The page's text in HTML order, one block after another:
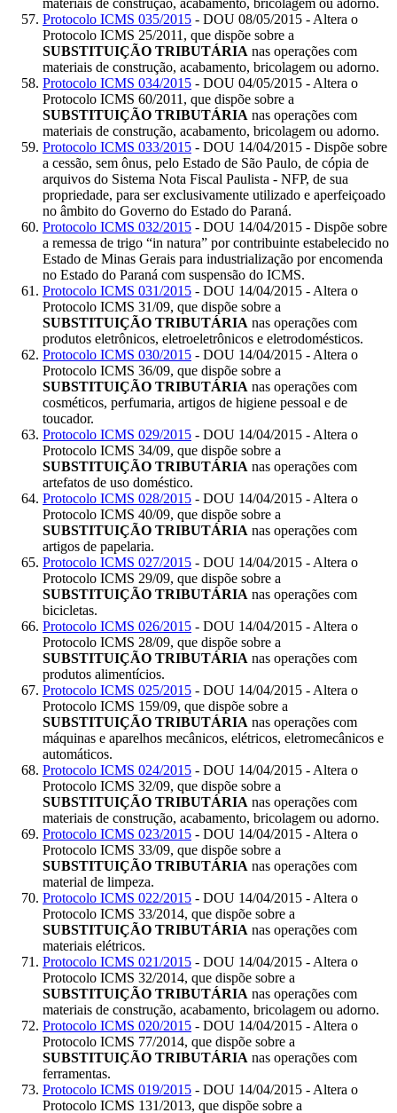
Protocolo ICMS 035/2015 - DOU 08/05/2015 - Altera o
Protocolo ICMS 25/2011, que dispõe sobre a
SUBSTITUIÇÃO TRIBUTÁRIA nas operações com
materiais de construção, acabamento, bricolagem ou adorno.
Protocolo ICMS 034/2015 - DOU 04/05/2015 - Altera o
Protocolo ICMS 60/2011, que dispõe sobre a
SUBSTITUIÇÃO TRIBUTÁRIA nas operações com
materiais de construção, acabamento, bricolagem ou adorno.
Protocolo ICMS 033/2015 - DOU 14/04/2015 - Dispõe sobre
a cessão, sem ônus, pelo Estado de São Paulo, de cópia de
arquivos do Sistema Nota Fiscal Paulista - NFP, de sua
propriedade, para ser exclusivamente utilizado e aperfeiçoado
no âmbito do Governo do Estado do Paraná.
Protocolo ICMS 032/2015 - DOU 14/04/2015 - Dispõe sobre
a remessa de trigo “in natura” por contribuinte estabelecido no
Estado de Minas Gerais para industrialização por encomenda
no Estado do Paraná com suspensão do ICMS.
Protocolo ICMS 031/2015 - DOU 14/04/2015 - Altera o
Protocolo ICMS 31/09, que dispõe sobre a
SUBSTITUIÇÃO TRIBUTÁRIA nas operações com
produtos eletrônicos, eletroeletrônicos e eletrodomésticos.
Protocolo ICMS 030/2015 - DOU 14/04/2015 - Altera o
Protocolo ICMS 36/09, que dispõe sobre a
SUBSTITUIÇÃO TRIBUTÁRIA nas operações com
cosméticos, perfumaria, artigos de higiene pessoal e de
toucador.
Protocolo ICMS 029/2015 - DOU 14/04/2015 - Altera o
Protocolo ICMS 34/09, que dispõe sobre a
SUBSTITUIÇÃO TRIBUTÁRIA nas operações com
artefatos de uso doméstico.
Protocolo ICMS 028/2015 - DOU 14/04/2015 - Altera o
Protocolo ICMS 40/09, que dispõe sobre a
SUBSTITUIÇÃO TRIBUTÁRIA nas operações com
artigos de papelaria.
Protocolo ICMS 027/2015 - DOU 14/04/2015 - Altera o
Protocolo ICMS 29/09, que dispõe sobre a
SUBSTITUIÇÃO TRIBUTÁRIA nas operações com
bicicletas.
Protocolo ICMS 026/2015 - DOU 14/04/2015 - Altera o
Protocolo ICMS 28/09, que dispõe sobre a
SUBSTITUIÇÃO TRIBUTÁRIA nas operações com
produtos alimentícios.
Protocolo ICMS 025/2015 - DOU 14/04/2015 - Altera o
Protocolo ICMS 159/09, que dispõe sobre a
SUBSTITUIÇÃO TRIBUTÁRIA nas operações com
máquinas e aparelhos mecânicos, elétricos, eletromecânicos e
automáticos.
Protocolo ICMS 024/2015 - DOU 14/04/2015 - Altera o
Protocolo ICMS 32/09, que dispõe sobre a
SUBSTITUIÇÃO TRIBUTÁRIA nas operações com
materiais de construção, acabamento, bricolagem ou adorno.
Protocolo ICMS 023/2015 - DOU 14/04/2015 - Altera o
Protocolo ICMS 33/09, que dispõe sobre a
SUBSTITUIÇÃO TRIBUTÁRIA nas operações com
material de limpeza.
Protocolo ICMS 022/2015 - DOU 14/04/2015 - Altera o
Protocolo ICMS 33/2014, que dispõe sobre a
SUBSTITUIÇÃO TRIBUTÁRIA nas operações com
materiais elétricos.
Protocolo ICMS 021/2015 - DOU 14/04/2015 - Altera o
Protocolo ICMS 32/2014, que dispõe sobre a
SUBSTITUIÇÃO TRIBUTÁRIA nas operações com
materiais de construção, acabamento, bricolagem ou adorno.
Protocolo ICMS 020/2015 - DOU 14/04/2015 - Altera o
Protocolo ICMS 77/2014, que dispõe sobre a
SUBSTITUIÇÃO TRIBUTÁRIA nas operações com
ferramentas.
Protocolo ICMS 019/2015 - DOU 14/04/2015 - Altera o
Protocolo ICMS 131/2013, que dispõe sobre a